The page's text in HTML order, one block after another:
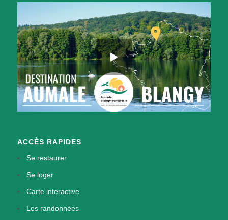
ACCÈS RAPIDES
Se restaurer
Se loger
Carte interactive
Les randonnées